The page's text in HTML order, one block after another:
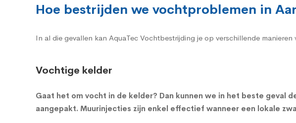
Hoe bestrijden we vochtproblemen in
In al die gevallen kan AquaTec Vochtbestrijding je op verschillende
Vochtige kelder
Gaat het om vocht in de kelder? Dan kunnen we in het beste geval
aangepakt. Muurinjecties zijn enkel effectief wanneer een lokale